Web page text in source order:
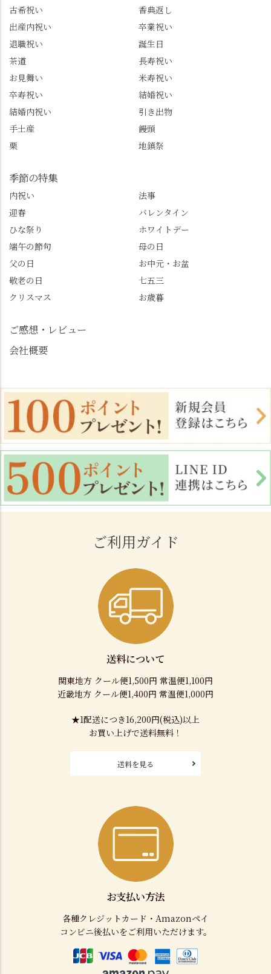
の情報を詳しく知りた
い人は、下記アカウン
トもあわせてチェック
@sense_nagaokakyo 長岡
京市観光協会
@nagaokakyo_tourism ふ
@furufuru_nagaokakyo
物価の値上がりが激し
情、お客様を飽きさせ
ない語り口…。楽しみ
ながら学びっぱなしの
のガイド活動にしっか
り活かしていきます💪
西山、ほんまにええと
こです。次はあなたを
🚕✨ #京都西山旅感 #京
都西山 #おもてなしタク
こごろ #勝持寺 #正法寺
#善峯寺 #あじさい #あ
じさい供養 #遊龍の松 #
清竹 #なかの邸 #小倉山
荘 #京都観光 #西京区 #
大原野
古希祝い
香典返し
出産内祝い
卒業祝い
退職祝い
誕生日
茶道
長寿祝い
お見舞い
米寿祝い
卒寿祝い
結婚祝い
結婚内祝い
引き出物
手土産
饅頭
栗
地鎮祭
季節の特集
内祝い
法事
迎春
バレンタイン
ひな祭り
ホワイトデー
端午の節句
母の日
父の日
お中元・お盆
敬老の日
七五三
クリスマス
お歳暮
ご感想・レビュー
会社概要
ご利用ガイド
送料について
関東地方 クール便1,500円 常温便1,100円
近畿地方 クール便1,400円 常温便1,000円
★1配送につき16,200円(税込)以上
お買い上げで送料無料！
送料を見る
お支払い方法
各種クレジットカード・Amazonペイ
コンビニ後払いをご利用いただけます。